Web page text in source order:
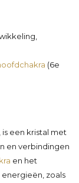
(6e
, is een kristal met
en verbindingen
en het
zoals